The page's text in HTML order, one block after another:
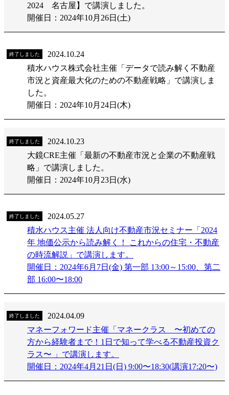
2024 名古屋】で講演しました。
開催日：2024年10月26日(土)
終了しました
2024.10.24
積水ハウス株式会社主催「データで読み解く不動産
市況と資産最大化のための不動産戦略」で講演しま
した。
開催日：2024年10月24日(木)
終了しました
2024.10.23
大鏡CRE主催「最新の不動産市況と企業の不動産戦
略」で講演しました。
開催日：2024年10月23日(水)
終了しました
2024.05.27
積水ハウス主催 法人向け不動産市況セミナー「2024
年 地価公示から読み解く！ これからの住宅・不動産
の時流解説」で講演します。
開催日：2024年6月7日(金) 第一部 13:00～15:00、第二
部 16:00〜18:00
終了しました
2024.04.09
マネーフォワード主催「マネークラス 〜初めての
方から経験者まで！1日で知って学べる不動産投資ク
ラス〜 」で講演します。
開催日：2024年4月21日(日) 9:00〜18:30(講演17:20〜)